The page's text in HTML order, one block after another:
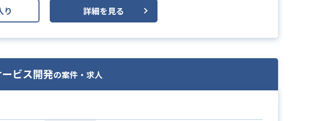
り 詳細を見る
ビス開発の案件・求人